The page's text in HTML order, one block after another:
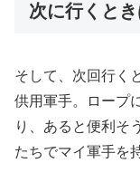
次に行くと
そして、次回行く
供用軍手。ロープ
り、あると便利そ
たちでマイ軍手を